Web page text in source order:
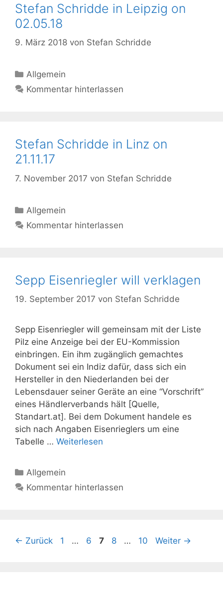
Stefan Schridde in Leipzig on
02.05.18
9. März 2018 von Stefan Schridde
Kategorien
Allgemein
Kommentar hinterlassen
Stefan Schridde in Linz on
21.11.17
7. November 2017 von Stefan Schridde
Kategorien
Allgemein
Kommentar hinterlassen
Sepp Eisenriegler will verklagen
19. September 2017 von Stefan Schridde
Sepp Eisenriegler will gemeinsam mit der Liste
Pilz eine Anzeige bei der EU-Kommission
einbringen. Ein ihm zugänglich gemachtes
Dokument sei ein Indiz dafür, dass sich ein
Hersteller in den Niederlanden bei der
Lebensdauer seiner Geräte an eine “Vorschrift”
eines Händlerverbands hält [Quelle,
Standart.at]. Bei dem Dokument handele es
sich nach Angaben Eisenrieglers um eine
Tabelle … Weiterlesen
Kategorien
Allgemein
Kommentar hinterlassen
← Zurück Seite
1 … Seite
6 Seite
7 Seite
8 … Seite
10 Weiter →